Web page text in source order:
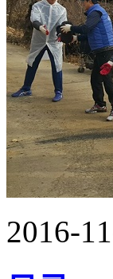
2016-